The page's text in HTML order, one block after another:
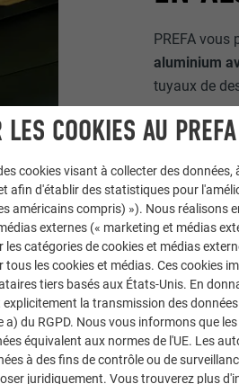
PREFA
aluminium
tuyaux de
vos vœux
COOKIES AU PREFA
cookies visant à collecter des données,
afin d'établir des statistiques pour
américains compris) »). Nous réalisons
externes (« marketing et médias
catégories de cookies et médias
tous les cookies et médias. Ces cookies
tiers basés aux États-Unis. En
la transmission des
du RGPD. Nous vous informons que
équivalent aux normes de l'UE. Les
à des fins de contrôle ou de
juridiquement. Vous trouverez plus